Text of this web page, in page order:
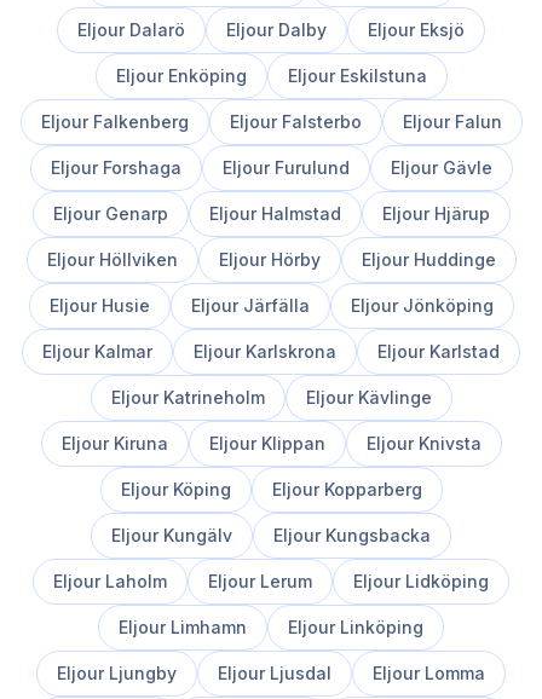
Eljour Dalarö Eljour Dalby Eljour Eksjö
Eljour Enköping Eljour Eskilstuna
Eljour Falkenberg Eljour Falsterbo Eljour Falun
Eljour Forshaga Eljour Furulund Eljour Gävle
Eljour Genarp Eljour Halmstad Eljour Hjärup
Eljour Höllviken Eljour Hörby Eljour Huddinge
Eljour Husie Eljour Järfälla Eljour Jönköping
Eljour Kalmar Eljour Karlskrona Eljour Karlstad
Eljour Katrineholm Eljour Kävlinge
Eljour Kiruna Eljour Klippan Eljour Knivsta
Eljour Köping Eljour Kopparberg
Eljour Kungälv Eljour Kungsbacka
Eljour Laholm Eljour Lerum Eljour Lidköping
Eljour Limhamn Eljour Linköping
Eljour Ljungby Eljour Ljusdal Eljour Lomma